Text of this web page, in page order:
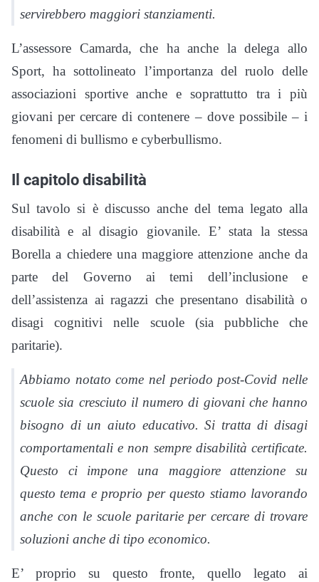
servirebbero maggiori stanziamenti.
L’assessore Camarda, che ha anche la delega allo
Sport, ha sottolineato l’importanza del ruolo delle
associazioni sportive anche e soprattutto tra i più
giovani per cercare di contenere – dove possibile – i
fenomeni di bullismo e cyberbullismo.
Il capitolo disabilità
Sul tavolo si è discusso anche del tema legato alla
disabilità e al disagio giovanile. E’ stata la stessa
Borella a chiedere una maggiore attenzione anche da
parte del Governo ai temi dell’inclusione e
dell’assistenza ai ragazzi che presentano disabilità o
disagi cognitivi nelle scuole (sia pubbliche che
paritarie).
Abbiamo notato come nel periodo post-Covid nelle
scuole sia cresciuto il numero di giovani che hanno
bisogno di un aiuto educativo. Si tratta di disagi
comportamentali e non sempre disabilità certificate.
Questo ci impone una maggiore attenzione su
questo tema e proprio per questo stiamo lavorando
anche con le scuole paritarie per cercare di trovare
soluzioni anche di tipo economico.
E’ proprio su questo fronte, quello legato ai